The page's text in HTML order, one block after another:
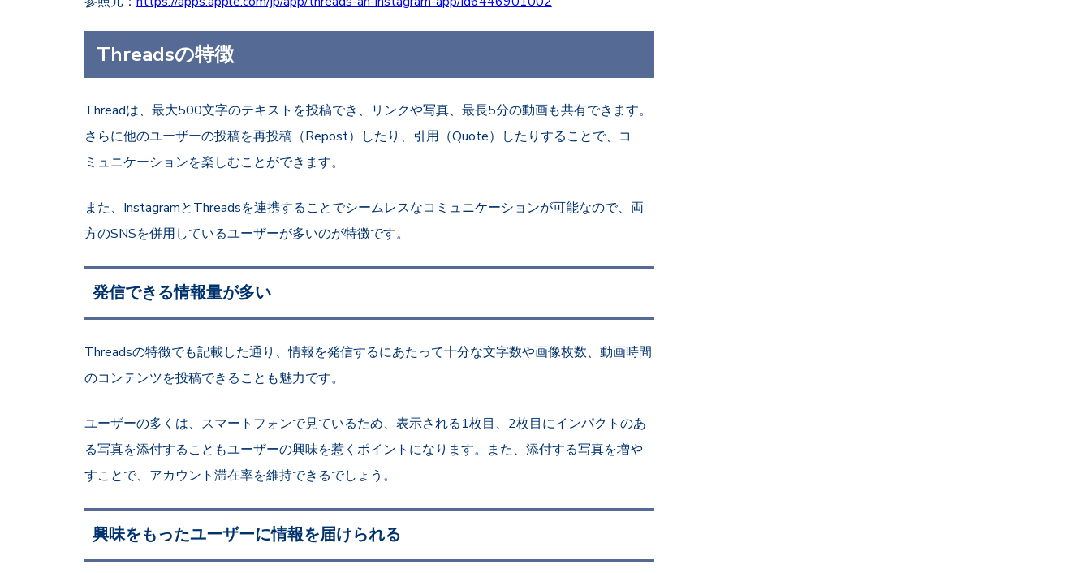
Threadsの特徴
Threadは、最大500文字のテキストを投稿でき、リンクや写真、最長5分の動画も共有できます。
さらに他のユーザーの投稿を再投稿（Repost）したり、引用（Quote）したりすることで、コ
ミュニケーションを楽しむことができます。
また、InstagramとThreadsを連携することでシームレスなコミュニケーションが可能なので、両
方のSNSを併用しているユーザーが多いのが特徴です。
発信できる情報量が多い
Threadsの特徴でも記載した通り、情報を発信するにあたって十分な文字数や画像枚数、動画時間
のコンテンツを投稿できることも魅力です。
ユーザーの多くは、スマートフォンで見ているため、表示される1枚目、2枚目にインパクトのあ
る写真を添付することもユーザーの興味を惹くポイントになります。また、添付する写真を増や
すことで、アカウント滞在率を維持できるでしょう。
興味をもったユーザーに情報を届けられる